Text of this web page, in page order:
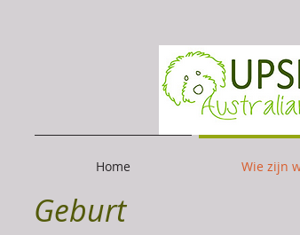
Home Wie zijn
Geburt